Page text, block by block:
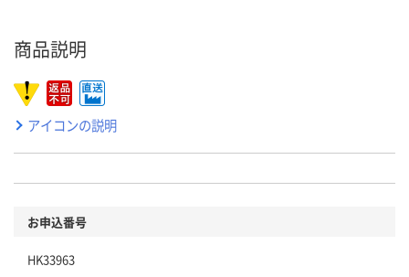
商品説明
アイコンの説明
お申込番号
HK33963